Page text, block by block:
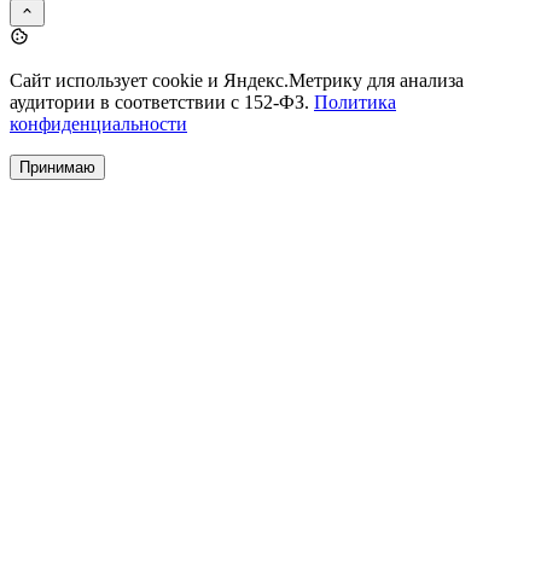
Сайт использует cookie и Яндекс.Метрику для анализа
аудитории в соответствии с 152-ФЗ. Политика
конфиденциальности
Принимаю